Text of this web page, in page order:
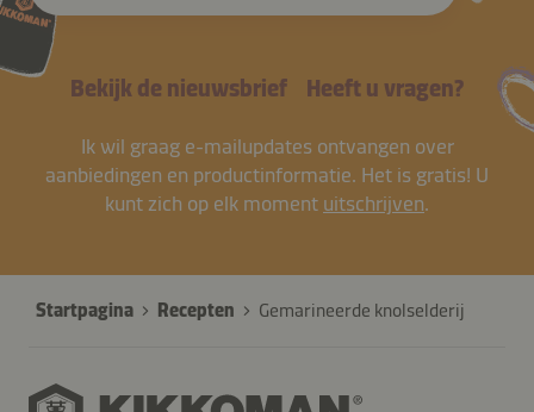
Bekijk de nieuwsbrief Heeft u vragen?
Ik wil graag e-mailupdates ontvangen over
aanbiedingen en productinformatie. Het is gratis! U
kunt zich op elk moment uitschrijven.
Startpagina Recepten Gemarineerde knolselderij